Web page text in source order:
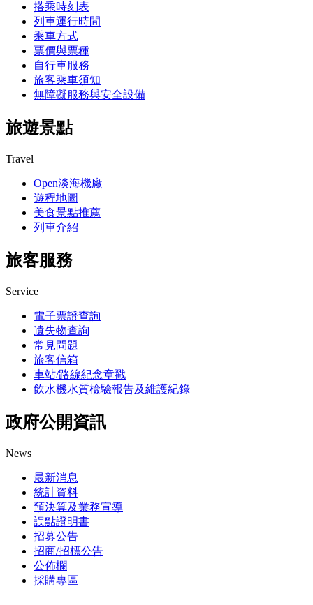
搭乘時刻表
列車運行時間
乘車方式
票價與票種
自行車服務
旅客乘車須知
無障礙服務與安全設備
旅遊景點
Travel
Open淡海機廠
遊程地圖
美食景點推薦
列車介紹
旅客服務
Service
電子票證查詢
遺失物查詢
常見問題
旅客信箱
車站/路線紀念章戳
飲水機水質檢驗報告及維護紀錄
政府公開資訊
News
最新消息
統計資料
預決算及業務宣導
誤點證明書
招募公告
招商/招標公告
公佈欄
採購專區